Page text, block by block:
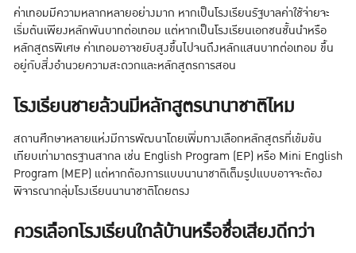
ค่าเทอมมีความหลากหลายอย่างมาก หากเป็นโรงเรียนรัฐบาลค่าใช้จ่ายจะ
เริ่มต้นเพียงหลักพันบาทต่อเทอม แต่หากเป็นโรงเรียนเอกชนชั้นนำหรือ
หลักสูตรพิเศษ ค่าเทอมอาจขยับสูงขึ้นไปจนถึงหลักแสนบาทต่อเทอม ขึ้น
อยู่กับสิ่งอำนวยความสะดวกและหลักสูตรการสอน
โรงเรียนชายล้วนมีหลักสูตรนานาชาติไหม
สถานศึกษาหลายแห่งมีการพัฒนาโดยเพิ่มทางเลือกหลักสูตรที่เข้มข้น
เทียบเท่ามาตรฐานสากล เช่น English Program (EP) หรือ Mini English
Program (MEP) แต่หากต้องการแบบนานาชาติเต็มรูปแบบอาจจะต้อง
พิจารณากลุ่มโรงเรียนนานาชาติโดยตรง
ควรเลือกโรงเรียนใกล้บ้านหรือชื่อเสียงดีกว่า